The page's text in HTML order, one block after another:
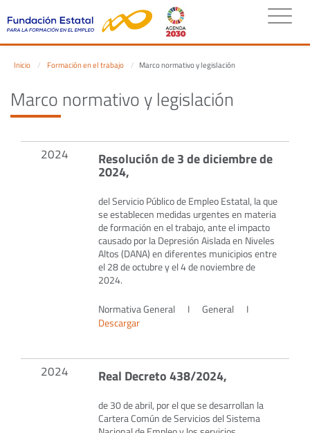
Inicio Formación en el trabajo Marco normativo y legislación
Marco normativo y legislación
2024 Resolución de 3 de diciembre de
2024,
del Servicio Público de Empleo Estatal, la que
se establecen medidas urgentes en materia
de formación en el trabajo, ante el impacto
causado por la Depresión Aislada en Niveles
Altos (DANA) en diferentes municipios entre
el 28 de octubre y el 4 de noviembre de
2024.
Normativa General
I General
I
Descargar
2024 Real Decreto 438/2024,
de 30 de abril, por el que se desarrollan la
Cartera Común de Servicios del Sistema